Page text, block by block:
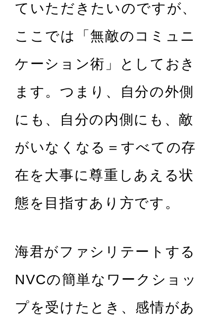
ていただきたいのですが、
ここでは「無敵のコミュニ
ケーション術」としておき
ます。つまり、自分の外側
にも、自分の内側にも、敵
がいなくなる＝すべての存
在を大事に尊重しあえる状
態を目指すあり方です。
海君がファシリテートする
NVCの簡単なワークショッ
プを受けたとき、感情があ